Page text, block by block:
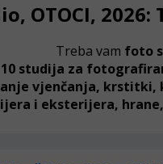
OTOCI,
Treba vam foto
studija za
vjenčanja, krstitki,
i eksterijera,